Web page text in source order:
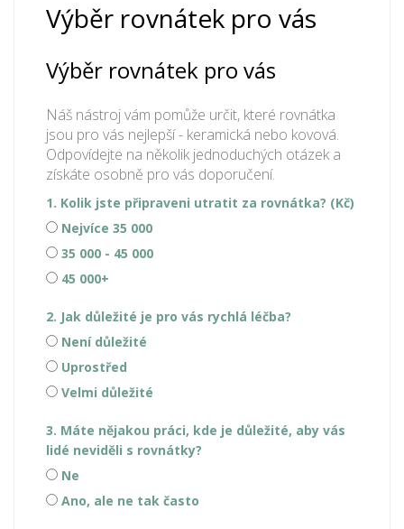
Výběr rovnátek pro vás
Výběr rovnátek pro vás
Náš nástroj vám pomůže určit, které rovnátka
jsou pro vás nejlepší - keramická nebo kovová.
Odpovídejte na několik jednoduchých otázek a
získáte osobně pro vás doporučení.
1. Kolik jste připraveni utratit za rovnátka? (Kč)
Nejvíce 35 000
35 000 - 45 000
45 000+
2. Jak důležité je pro vás rychlá léčba?
Není důležité
Uprostřed
Velmi důležité
3. Máte nějakou práci, kde je důležité, aby vás
lidé neviděli s rovnátky?
Ne
Ano, ale ne tak často